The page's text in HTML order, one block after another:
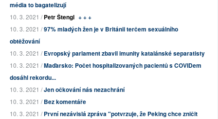
média to bagatelizují
10. 3. 2021 /Petr Štengl + + +
10. 3. 2021 /97% mladých žen je v Británii terčem sexuálního
obtěžování
10. 3. 2021 /Evropský parlament zbavil imunity katalánské separatisty
10. 3. 2021 /Maďarsko: Počet hospitalizovaných pacientů s COVIDem
dosáhl rekordu...
10. 3. 2021 /Jen očkování nás nezachrání
10. 3. 2021 /Bez komentáře
10. 3. 2021 /První nezávislá zpráva "potvrzuje, že Peking chce zničit